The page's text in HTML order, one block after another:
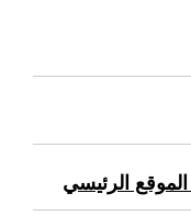
الرئيسي